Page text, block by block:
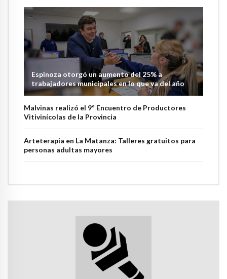
Espinoza otorgó un aumento del 25% a
trabajadores municipales en lo que va del año
Malvinas realizó el 9º Encuentro de Productores
Vitivinícolas de la Provincia
Arteterapia en La Matanza: Talleres gratuitos para
personas adultas mayores